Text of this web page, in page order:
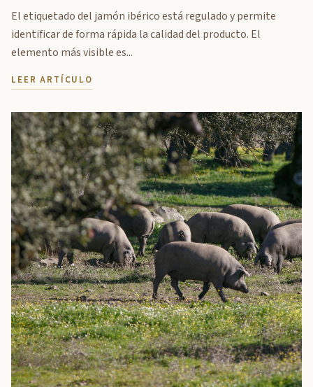
El etiquetado del jamón ibérico está regulado y permite
identificar de forma rápida la calidad del producto. El
elemento más visible es...
LEER ARTÍCULO